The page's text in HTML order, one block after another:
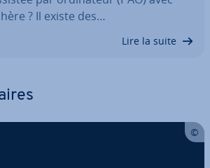
? Il existe des…
Lire la suite